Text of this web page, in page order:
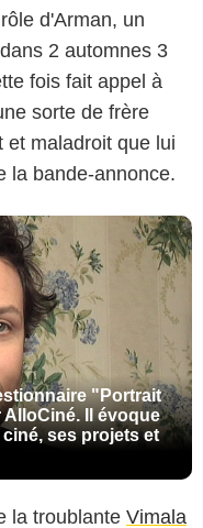
d'Arman, un
2 automnes 3
fois fait appel à
sorte de frère
et maladroit que lui
la bande-annonce.
"Portrait
Il évoque
ses projets et
la troublante Vimala